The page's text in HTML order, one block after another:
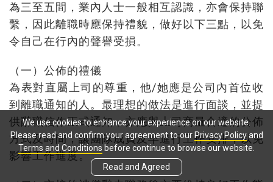
為三至五間，業內人士一般相互認識，亦會保持聯
繫，因此離職時應保持禮貌，做好以下三點，以免
令自己在行內的聲譽受損。
（一）公佈的禮儀
為表對直屬上司的尊重，他/她應是公司內首位收
到離職通知的人。最理想的做法是進行面談，並提
供辭職信作正式通知，亦應與上司商量合適的公佈
方式及時間，讓團隊成員及早進行工作安排，以免
影響工作進度。
We use cookies to enhance your experience on our website.
Please read and confirm your agreement to our Privacy Policyand
Terms and Conditions before continue to browse our website.
Read and Agreed